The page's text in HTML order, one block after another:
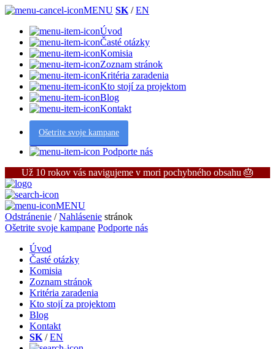
MENU SK /EN
Úvod
Časté otázky
Komisia
Zoznam stránok
Kritéria zaradenia
Kto stojí za projektom
Blog
Kontakt
Ošetrite svoje kampane
Podporte nás
Už 10 rokov vás navigujeme v mori pochybného obsahu 🎂
MENU
Odstránenie /Nahlásenie stránok
Ošetrite svoje kampane Podporte nás
Úvod
Časté otázky
Komisia
Zoznam stránok
Kritéria zaradenia
Kto stojí za projektom
Blog
Kontakt
SK /EN